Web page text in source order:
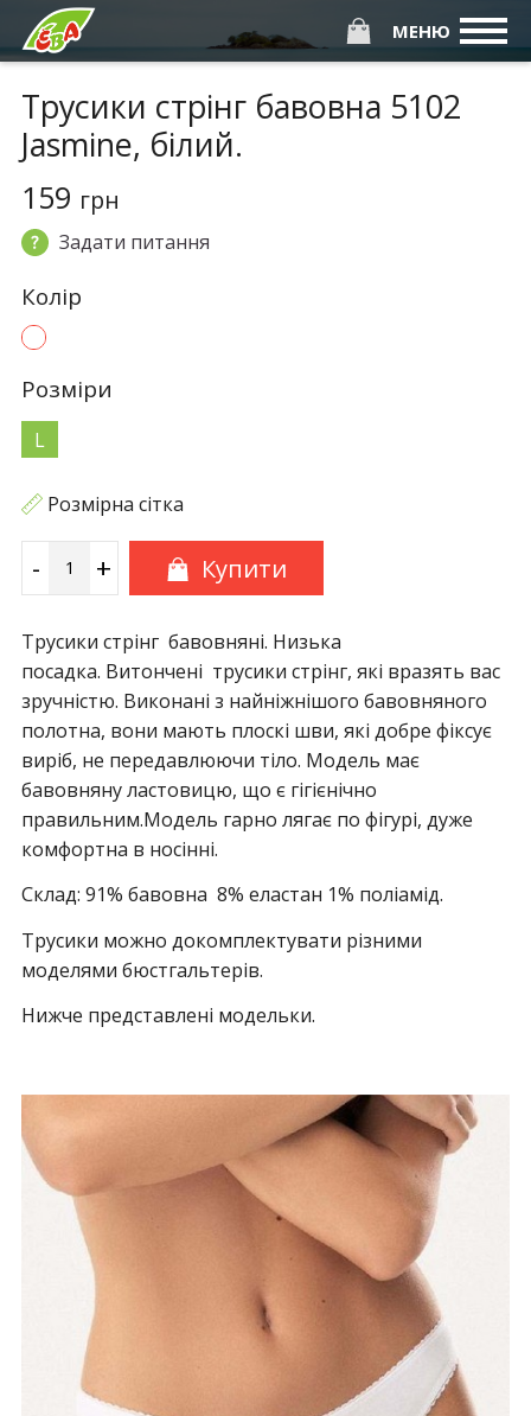
МЕНЮ
Трусики стрінг бавовна 5102
Jasmine, білий.
159 грн
Задати питання
Колiр
Розмiри
L
Розмірна сітка
- + Купити
Трусики стрінг бавовняні. Низька
посадка. Витончені трусики стрінг, які вразять вас
зручністю. Виконані з найніжнішого бавовняного
полотна, вони мають плоскі шви, які добре фіксує
виріб, не передавлюючи тіло. Модель має
бавовняну ластовицю, що є гігієнічно
правильним.Модель гарно лягає по фігурі, дуже
комфортна в носінні.
Склад: 91% бавовна 8% еластан 1% поліамід.
Трусики можно докомплектувати різними
моделями бюстгальтерів.
Нижче представлені модельки.